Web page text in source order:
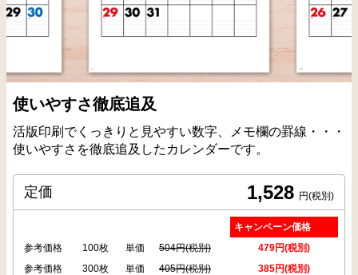
使いやすさ徹底追及
活版印刷でくっきりと見やすい数字、メモ欄の罫線・・・
使いやすさを徹底追及したカレンダーです。
定価 1,528 円(税別)
キャンペーン価格
参考価格
100枚 単価 504円(税別)
479円(税別)
参考価格
300枚 単価 405円(税別) 385円(税別)